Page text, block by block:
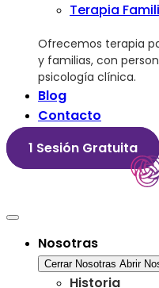
Terapia
Ofrecemos terapia
y familias, con
psicología clínica.
Blog
Contacto
1 Sesión Gratuita
Nosotras
Cerrar Nosotras Abrir
Historia